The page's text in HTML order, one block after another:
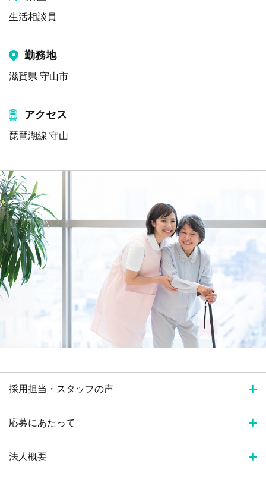
生活相談員
勤務地
滋賀県 守山市
アクセス
琵琶湖線 守山
採用担当・スタッフの声
応募にあたって
法人概要